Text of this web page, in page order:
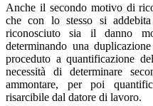
Anche il secondo motivo di
che con lo stesso si
riconosciuto sia il danno
determinando una
proceduto a quantificazione
necessità di determinare
ammontare, per poi
risarcibile dal datore di lavoro.